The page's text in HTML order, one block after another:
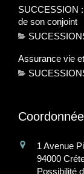
SUCCESSION
de son conjoint
Assurance vie
1 Avenue
94000
Possibilité